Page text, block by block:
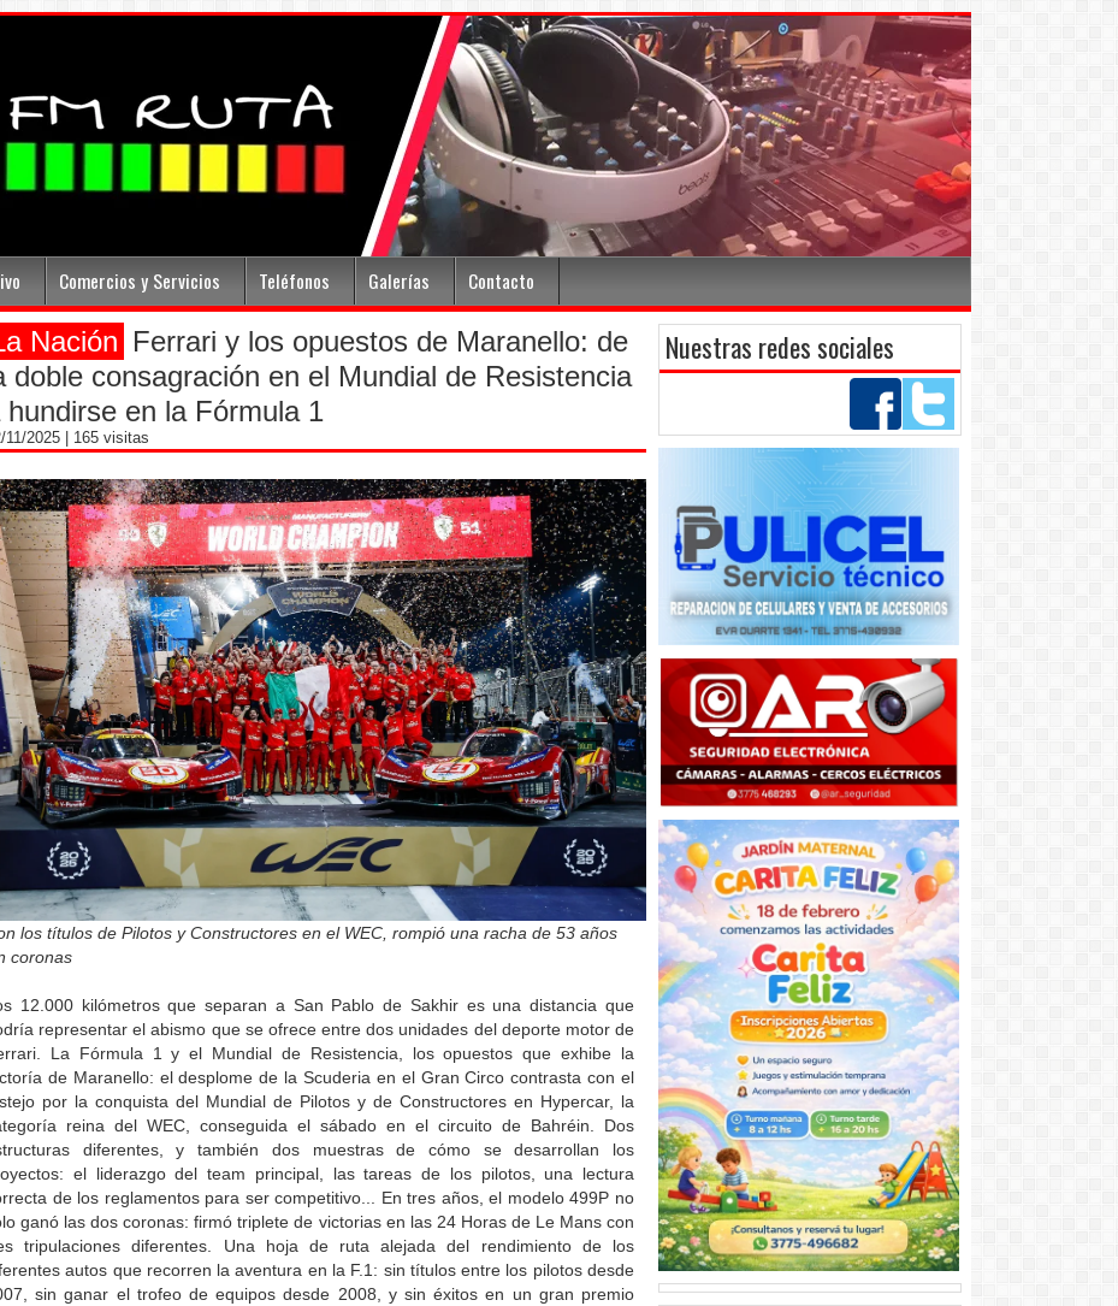
Comercios y Servicios Teléfonos Galerías Contacto
Nación Ferrari y los opuestos de Maranello: de
doble consagración en el Mundial de Resistencia
hundirse en la Fórmula 1
11/2025 | 165 visitas
los títulos de Pilotos y Constructores en el WEC, rompió una racha de 53 años
coronas
12.000 kilómetros que separan a San Pablo de Sakhir es una distancia que
representar el abismo que se ofrece entre dos unidades del deporte motor de
La Fórmula 1 y el Mundial de Resistencia, los opuestos que exhibe la
de Maranello: el desplome de la Scuderia en el Gran Circo contrasta con el
por la conquista del Mundial de Pilotos y de Constructores en Hypercar, la
reina del WEC, conseguida el sábado en el circuito de Bahréin. Dos
diferentes, y también dos muestras de cómo se desarrollan los
el liderazgo del team principal, las tareas de los pilotos, una lectura
de los reglamentos para ser competitivo... En tres años, el modelo 499P no
ganó las dos coronas: firmó triplete de victorias en las 24 Horas de Le Mans con
tripulaciones diferentes. Una hoja de ruta alejada del rendimiento de los
autos que recorren la aventura en la F.1: sin títulos entre los pilotos desde
sin ganar el trofeo de equipos desde 2008, y sin éxitos en un gran premio
Nuestras redes sociales